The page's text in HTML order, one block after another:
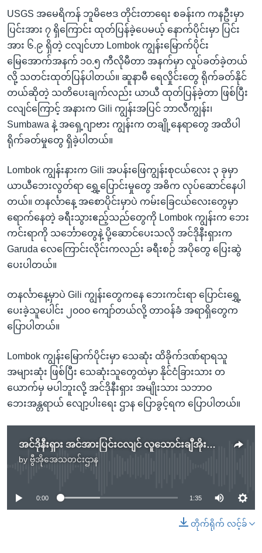
USGS အမေရိကန် ဘူမိဗေဒ တိုင်းတာရေး စခန်းက ကနဦးမှာ
ပြင်းအား ၇ ရှိကြောင်း ထုတ်ပြန်ခဲ့ပေမယ့် နောက်ပိုင်းမှာ ပြင်း
အား ၆.၉ ရှိတဲ့ ငလျင်ဟာ Lombok ကျွန်းမြောက်ပိုင်း
မြေအောက်အနက် ၁၀.၅ ကီလိုမီတာ အနက်မှာ လှုပ်ခတ်ခဲ့တယ်
လို့ သတင်းထုတ်ပြန်ပါတယ်။ ဆူနာမီ ရေလှိုင်းတွေ ရိုက်ခတ်နိုင်
တယ်ဆိုတဲ့ သတိပေးချက်လည်း ယာယီ ထုတ်ပြန်ခဲ့တာ ဖြစ်ပြီး
ငလျင်ကြောင့် အနားက Gili ကျွန်းအပြင် ဘာလီကျွန်း၊
Sumbawa နဲ့ အရှေ့ဂျာဗား ကျွန်းက တချို့နေရာတွေ အထိပါ
ရိုက်ခတ်မှုတွေ ရှိခဲ့ပါတယ်။
Lombok ကျွန်းနားက Gili အပန်းဖြေကျွန်းစုငယ်လေး ၃ ခုမှာ
ယာယီဘေးလွတ်ရာ ရွှေ့ပြောင်းမှုတွေ အဓိက လုပ်ဆောင်နေပါ
တယ်။ တနင်္လာနေ့ အစောပိုင်းမှာပဲ ကမ်းခြေငယ်လေးတွေမှာ
ရောက်နေတဲ့ ခရီးသွားဧည့်သည်တွေကို Lombok ကျွန်းက ဘေး
ကင်းရာကို သင်္ဘောတွေနဲ့ ပို့ဆောင်ပေးသလို အင်ဒိုနီးရှားက
Garuda လေကြောင်းလိုင်းကလည်း ခရီးစဉ် အပိုတွေ ပြေးဆွဲ
ပေးပါတယ်။
တနင်္လာနေ့မှာပဲ Gili ကျွန်းတွေကနေ ဘေးကင်းရာ ပြောင်းရွှေ့
ပေးခဲ့သူပေါင်း ၂၀၀၀ ကျော်တယ်လို့ တာဝန်ခံ အရာရှိတွေက
ပြောပါတယ်။
Lombok ကျွန်းမြောက်ပိုင်းမှာ သေဆုံး ထိခိုက်ဒဏ်ရာရသူ
အများဆုံး ဖြစ်ပြီး သေဆုံးသူတွေထဲမှာ နိုင်ငံခြားသား တ
ယောက်မှ မပါဘူးလို့ အင်ဒိုနီးရှား အမျိုးသား သဘာဝ
ဘေးအန္တရာယ် လျော့ပါးရေး ဌာန ပြောခွင့်ရက ပြောပါတယ်။
အင်ဒိုနီးရှား အင်အားပြင်းငလျင် လူသောင်းချီအိုးအိမ်မဲ့ဖြစ်
by ဗွီအိုအေသတင်းဌာန
No media source currently available
0:00 1:35
တိုက်ရိုက် လင့်ခ်